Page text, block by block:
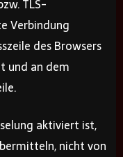
TLS-
Verbindung
des Browsers
und an dem
aktiviert ist,
nicht von